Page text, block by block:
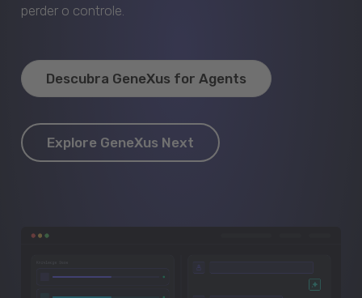
perder o controle.
Descubra GeneXus for Agents
Explore GeneXus Next